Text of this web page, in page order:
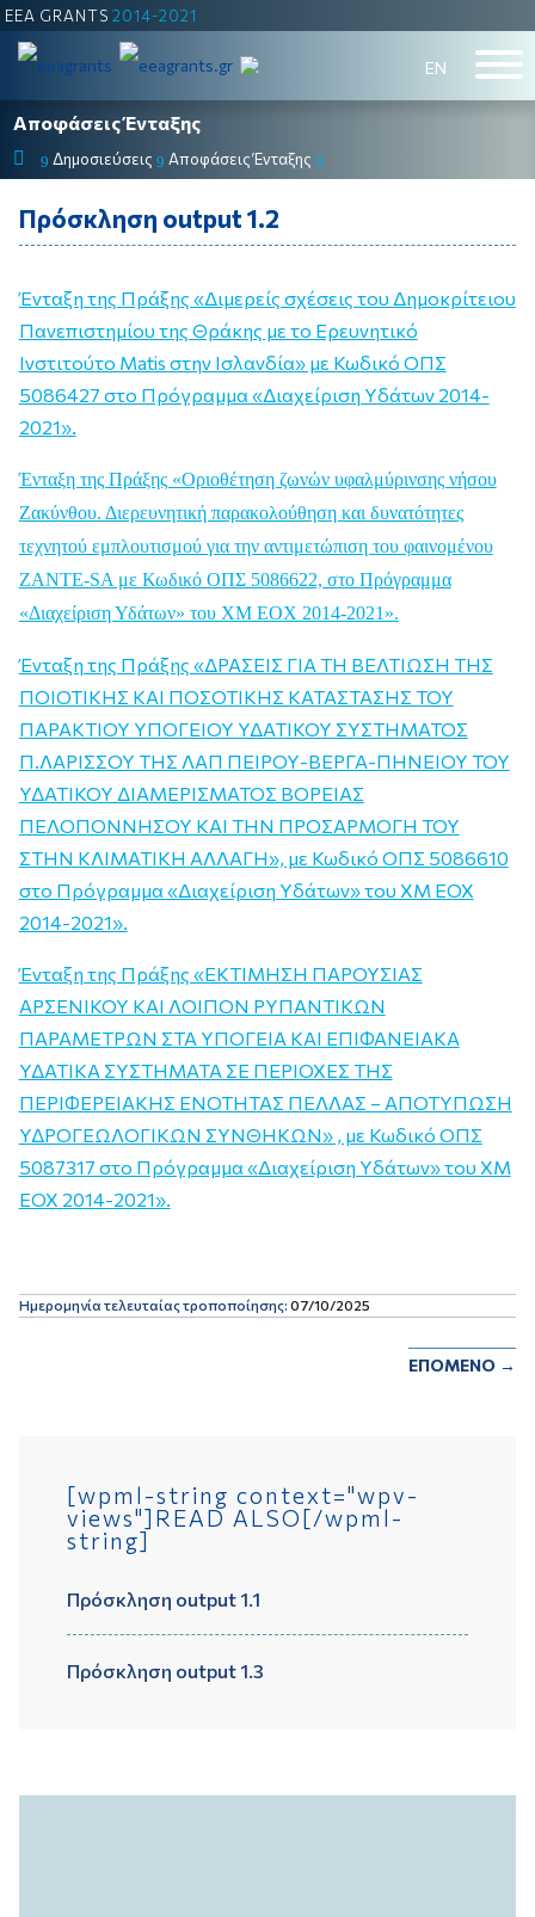
EEA GRANTS2014-2021
ΕΝ
Αποφάσεις Ένταξης
9 Δημοσιεύσεις 9 Αποφάσεις Ένταξης 9
Πρόσκληση output 1.2
Ένταξη της Πράξης «Διμερείς σχέσεις του Δημοκρίτειου
Πανεπιστημίου της Θράκης με το Ερευνητικό
Ινστιτούτο Matis στην Ισλανδία» με Κωδικό ΟΠΣ
5086427 στο Πρόγραμμα «Διαχείριση Υδάτων 2014-
2021».
Ένταξη της Πράξης «Οριοθέτηση ζωνών υφαλμύρινσης νήσου
Ζακύνθου. Διερευνητική παρακολούθηση και δυνατότητες
τεχνητού εμπλουτισμού για την αντιμετώπιση του φαινομένου
ZANTE-SA με Κωδικό ΟΠΣ 5086622, στο Πρόγραμμα
«Διαχείριση Υδάτων» του ΧΜ ΕΟΧ 2014-2021».
Ένταξη της Πράξης «ΔΡΑΣΕΙΣ ΓΙΑ ΤΗ ΒΕΛΤΙΩΣΗ ΤΗΣ
ΠΟΙΟΤΙΚΗΣ ΚΑΙ ΠΟΣΟΤΙΚΗΣ ΚΑΤΑΣΤΑΣΗΣ ΤΟΥ
ΠΑΡΑΚΤΙΟΥ ΥΠΟΓΕΙΟΥ ΥΔΑΤΙΚΟΥ ΣΥΣΤΗΜΑΤΟΣ
Π.ΛΑΡΙΣΣΟΥ ΤΗΣ ΛΑΠ ΠΕΙΡΟΥ-ΒΕΡΓΑ-ΠΗΝΕΙΟΥ ΤΟΥ
ΥΔΑΤΙΚΟΥ ΔΙΑΜΕΡΙΣΜΑΤΟΣ ΒΟΡΕΙΑΣ
ΠΕΛΟΠΟΝΝΗΣΟΥ ΚΑΙ ΤΗΝ ΠΡΟΣΑΡΜΟΓΗ ΤΟΥ
ΣΤΗΝ ΚΛΙΜΑΤΙΚΗ ΑΛΛΑΓΗ», με Κωδικό ΟΠΣ 5086610
στο Πρόγραμμα «Διαχείριση Υδάτων» του ΧΜ ΕΟΧ
2014-2021».
Ένταξη της Πράξης «ΕΚΤΙΜΗΣΗ ΠΑΡΟΥΣΙΑΣ
ΑΡΣΕΝΙΚΟΥ ΚΑΙ ΛΟΙΠΟΝ ΡΥΠΑΝΤΙΚΩΝ
ΠΑΡΑΜΕΤΡΩΝ ΣΤΑ ΥΠΟΓΕΙΑ ΚΑΙ ΕΠΙΦΑΝΕΙΑΚΑ
ΥΔΑΤΙΚΑ ΣΥΣΤΗΜΑΤΑ ΣΕ ΠΕΡΙΟΧΕΣ ΤΗΣ
ΠΕΡΙΦΕΡΕΙΑΚΗΣ ΕΝΟΤΗΤΑΣ ΠΕΛΛΑΣ – ΑΠΟΤΥΠΩΣΗ
ΥΔΡΟΓΕΩΛΟΓΙΚΩΝ ΣΥΝΘΗΚΩΝ» , με Κωδικό ΟΠΣ
5087317 στο Πρόγραμμα «Διαχείριση Υδάτων» του ΧΜ
ΕΟΧ 2014-2021».
Ημερομηνία τελευταίας τροποποίησης: 07/10/2025
ΕΠΟΜΕΝΟ →
[wpml-string context="wpv-
views"]READ ALSO[/wpml-
string]
Πρόσκληση output 1.1
Πρόσκληση output 1.3